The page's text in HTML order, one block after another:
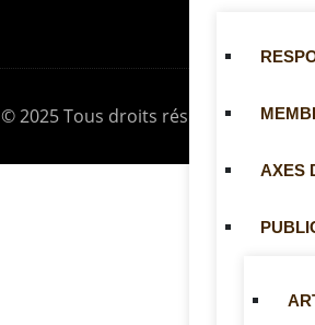
AXES
© 2025 Tous droits réservés